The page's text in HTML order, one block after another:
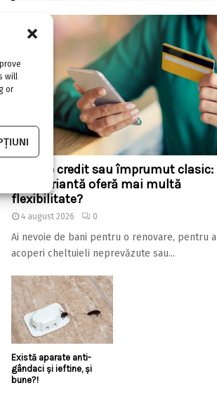
will
or
Linie de credit sau împrumut clasic:
care variantă oferă mai multă
flexibilitate?
4 august 2026 0
Ai nevoie de bani pentru o renovare, pentru a
acoperi cheltuieli neprevăzute sau...
Există aparate anti-
gândaci și ieftine, și
bune?!